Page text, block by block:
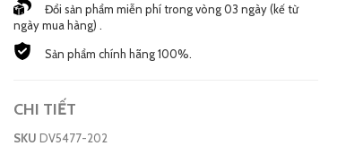
Đổi sản phẩm miễn phí trong vòng 03 ngày (kế từ
ngày mua hàng) .
Sản phẩm chính hãng 100%.
CHI TIẾT
SKU DV5477-202